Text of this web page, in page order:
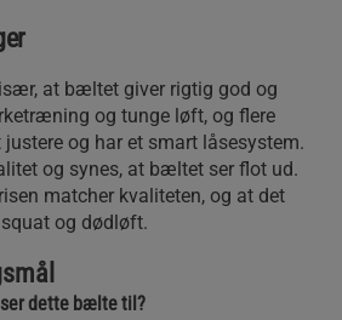
at bæltet giver rigtig god og
og tunge løft, og flere
og har et smart låsesystem.
og synes, at bæltet ser flot ud.
matcher kvaliteten, og at det
og dødløft.
dette bælte til?